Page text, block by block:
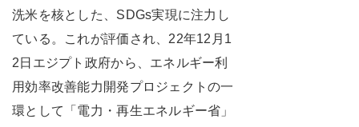
洗米を核とした、SDGs実現に注力し
ている。これが評価され、22年12月1
2日エジプト政府から、エネルギー利
用効率改善能力開発プロジェクトの一
環として「電力・再生エネルギー省」